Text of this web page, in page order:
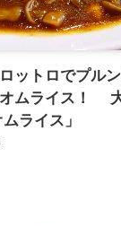
ットロでプル
ムライス！
ライス」